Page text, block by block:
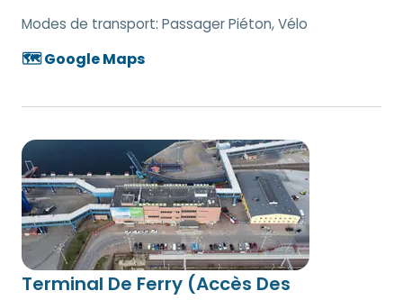
Modes de transport: Passager Piéton, Vélo
🗺️ Google Maps
Terminal De Ferry (Accès Des